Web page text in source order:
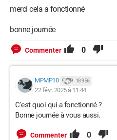
merci cela a fonctionné
bonne journée
Commenter 0
MPMP10 18 956
22 févr. 2025 à 11:44
C'est quoi qui a fonctionné ?
Bonne journée à vous aussi.
Commenter 0